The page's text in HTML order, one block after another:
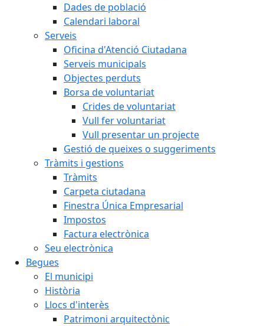
Dades de població
Calendari laboral
Serveis
Oficina d'Atenció Ciutadana
Serveis municipals
Objectes perduts
Borsa de voluntariat
Crides de voluntariat
Vull fer voluntariat
Vull presentar un projecte
Gestió de queixes o suggeriments
Tràmits i gestions
Tràmits
Carpeta ciutadana
Finestra Única Empresarial
Impostos
Factura electrònica
Seu electrònica
Begues
El municipi
Història
Llocs d'interès
Patrimoni arquitectònic